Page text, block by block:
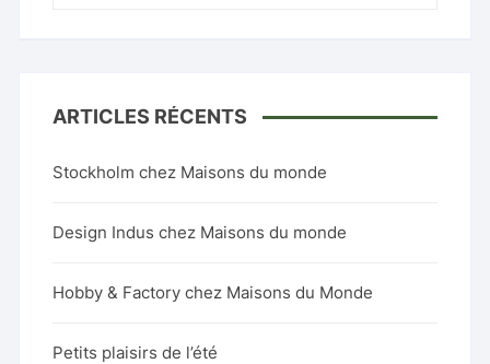
ARTICLES RÉCENTS
Stockholm chez Maisons du monde
Design Indus chez Maisons du monde
Hobby & Factory chez Maisons du Monde
Petits plaisirs de l’été